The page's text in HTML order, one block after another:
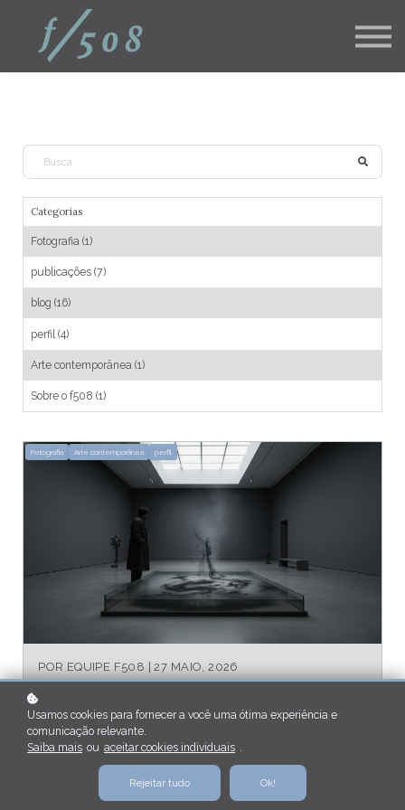
inscreva-se
Fotografia Arte contemporânea perfil
POR EQUIPE F508 | 27 MAIO, 2026
obra de Oscar Muñoz
Entenda o conceito da fotografia expandida e analise Oscar
Categorias
Fotografia (1)
publicações (7)
blog (16)
perfil (4)
Arte contemporânea (1)
Sobre o f508 (1)
Usamos cookies para fornecer a você uma ótima experiência e
comunicação relevante.
Saiba mais ou aceitar cookies individuais .
Rejeitar tudo Ok!